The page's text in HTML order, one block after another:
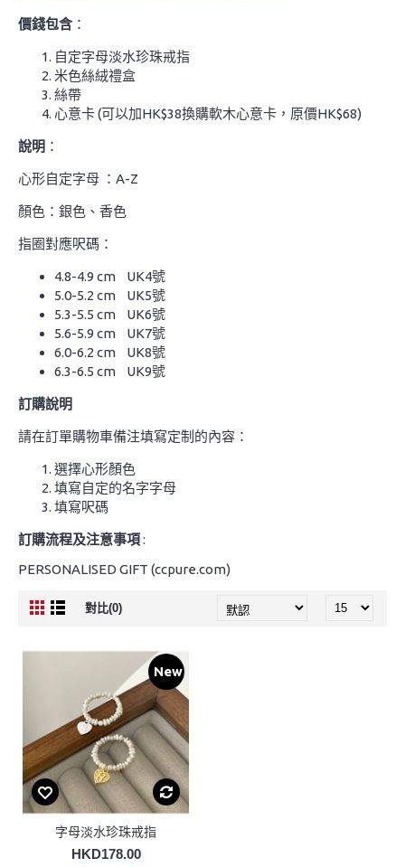
價錢包含：
自定字母淡水珍珠戒指
米色絲絨禮盒
絲帶
心意卡 (可以加HK$38換購軟木心意卡，原價HK$68)
說明 ：
心形自定字母 ：A-Z
顏色：銀色、香色
指圈對應呎碼：
4.8-4.9 cm UK4號
5.0-5.2 cm UK5號
5.3-5.5 cm UK6號
5.6-5.9 cm UK7號
6.0-6.2 cm UK8號
6.3-6.5 cm UK9號
訂購說明
請在訂單購物車備注填寫定制的內容：
選擇心形顏色
填寫自定的名字字母
填寫呎碼
訂購流程及注意事項:
PERSONALISED GIFT (ccpure.com)
對比(0)
New
字母淡水珍珠戒指
HKD178.00